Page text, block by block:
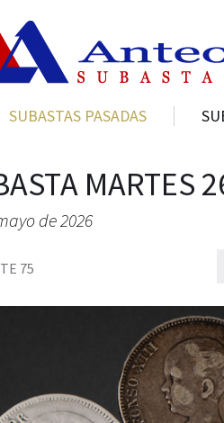
SUBASTAS PASADAS
MARTES
de 2026
75